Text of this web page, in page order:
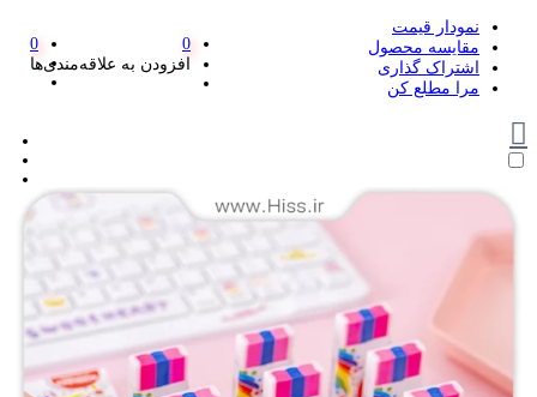
نمودار قیمت
مقایسه محصول
اشتراک گذاری
مرا مطلع کن
0
افزودن به علاقه‌مندی‌ها
0